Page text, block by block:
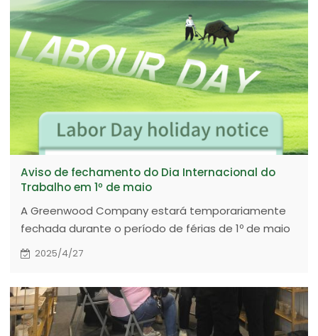
Aviso de fechamento do Dia Internacional do
Trabalho em 1º de maio
A Greenwood Company estará temporariamente
fechada durante o período de férias de 1º de maio
de 2025 a 5 de maio de 2025.
2025/4/27